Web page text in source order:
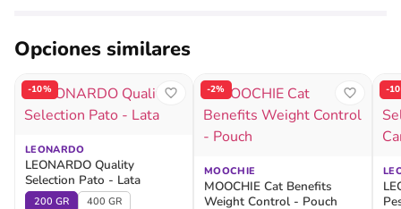
Opciones similares
-10%
LEONARDO
LEONARDO Quality
Selection Pato - Lata
200 GR 400 GR
-2%
MOOCHIE
MOOCHIE Cat Benefits
Weight Control - Pouch
-